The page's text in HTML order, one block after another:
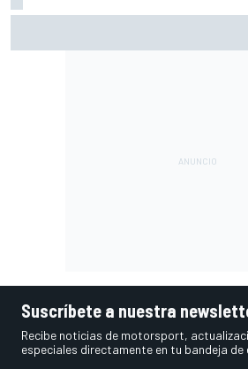
Suscríbete a nuestra
Recibe noticias de motorsport,
especiales directamente en tu bandeja de